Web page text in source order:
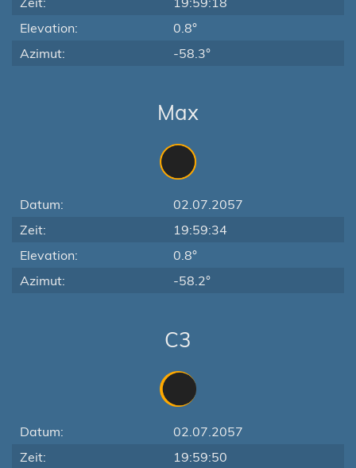
Elevation:
0.8°
Azimut:
-58.3°
Max
Datum:
02.07.2057
Zeit:
19:59:34
Elevation:
0.8°
Azimut:
-58.2°
C3
Datum:
02.07.2057
Zeit:
19:59:50